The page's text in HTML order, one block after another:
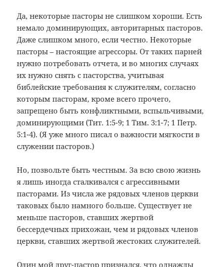
Да, некоторые пасторы не слишком хороши. Есть
немало доминирующих, авторитарных пасторов.
Даже слишком много, если честно. Некоторые
пасторы – настоящие агрессоры. От таких парней
нужно потребовать отчета, и во многих случаях
их нужно снять с пасторства, учитывая
библейские требования к служителям, согласно
которым пасторам, кроме всего прочего,
запрещено быть конфликтными, вспыльчивыми,
доминирующими (Тит. 1:5-9; 1 Тим. 3:1-7; 1 Петр.
5:1-4). (Я уже много писал о важности мягкости в
служении пасторов.)
Но, позвольте быть честным. За всю свою жизнь
я лишь иногда сталкивался с агрессивными
пасторами. Из числа же рядовых членов церкви
таковых было намного больше. Существует не
меньше пасторов, ставших жертвой
бессердечных прихожан, чем и рядовых членов
церкви, ставших жертвой жестоких служителей.
Один мой друг-пастор признался, что однажды